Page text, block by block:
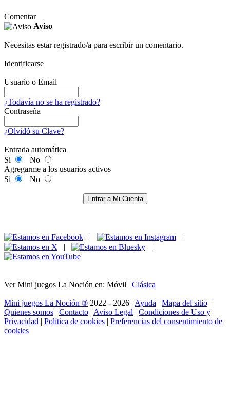
Comentar
Aviso
Necesitas estar registrado/a para escribir un comentario.
Identificarse
Usuario o Email
¿Todavía no se ha registrado?
Contraseña
¿Olvidó su Clave?
Entrada automática
Si
No
Agregarme a los usuarios activos
Si
No
Entrar a Mi Cuenta
|
|
|
|
Ver Mini juegos La Noción en: Móvil | Clásica
Mini juegos La Noción ® 2022 - 2026 | Ayuda | Mapa del sitio |
Quienes somos | Contacto | Aviso Legal | Condiciones de Uso y
Privacidad | Política de cookies | Preferencias del consentimiento de
cookies